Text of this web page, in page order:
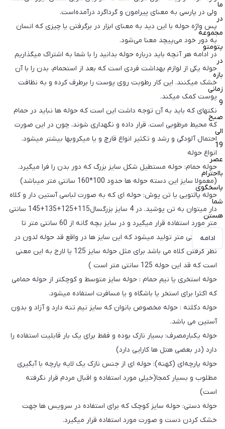
ما
در
مجموعه
پتومتو
در
بازه
زمانی
9
صبح
الی
19
عصر
بااحترام
پاسخگوی
شما
هستن
ادامه
ولی در پارسی به معنای پیرامون و گرداگرد درآمده‌است.
پس واژه حوله با این دید به معنای ابزار در برگرفتن یا چیزی که انسان
به دور خود می‌پیچد معنا می‌شود.
در ادامه هر آنچه باید درباره حوله بدانید را با شما به اشتراک میگذاریم
حوله یکی از لوازم بهداشت فردی است که بعد از استحمام، بدن را با آن
خشک می‎کنند. این کار رطوبت روی پوست را برطرف کرده و به نظافت
پوست کمک می‏کند.
نکته‏ای که باید به آن توجه داشت این است که حوله ‏ها نباید در حمام
که محیط مرطوبی است، قرار داده و نگهداری شوند، چون در این صورت
احتمال آلودگی و رشد و تکثیر انواع قارچ و یا میکروب‏ها بیشتر می‏شود.
انواع حوله
حوله حمام: حوله مستطیل شکل سایز بزرگ که دور بدن را فرا میگیرد.
(معمولا سایز این دسته حوله ها حدود 100*160 سانتی متر میباشد)
حوله پالتویی یا تن پوش: حوله ای که به صورت لباسی آستین دار و کلاه
دار میتوان به تن پوشید. در 4 سایز بزرگسال115+125+135+145 سانتی
متر مورد استفاده قرار میگیرد و در سایز بچه گانه از 60 سانتی متر تا
110 سانتی متر تولید میشود که این سایز ها در واقع قد حوله لدون در
نظر گرفتن کلاه می باشد برای مثل حوله سایز 125 یا لارج به این معنی
است که قد این حوله 125 سانتی متر است )
حوله استخری یا نیم حمام : حوله سایز متوسط و کوچکتر از حوله حمامی
که اکثرا برای استخر یا باشگاه و یا مسافرت استفاده میشود.
حوله دکلته : حوله مخصوص بانوان که سایز نیم تنه دارد و آزاد و بدون
آستین می باشد.
حوله یکبارمصرف: بسیار نازک بوده و فقط برای یک بار قابلیت استفاده را
دارد (در بعضی هتل ها کارایی دارد)
حوله پارچه‌ای (کهنه): حوله ای از جنس نازک یک لایه پارچه با آبگیری
مطلوب و بسیار کمجا(خیلی مورد استفاده و اقبال مردم قرار نگرفته
است)
حوله دستی: حوله سایز کوچک که برای استفاده در سرویس ها جهت
خشک کردن دست و صورت مورد استفاده قرار میگیرد.